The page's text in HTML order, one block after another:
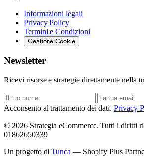
Informazioni legali
Privacy Policy
Termini e Condizioni
Gestione Cookie
Newsletter
Ricevi risorse e strategie direttamente nella
Acconsento al trattamento dei dati. Privacy
© 2026 Strategia eCommerce. Tutti i diritti
01862650339
Un progetto di Tunca — Shopify Plus